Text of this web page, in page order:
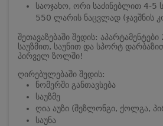
საოჯახო, ორი საძინებლით 4-5
550 ლარის ნაცვლად (ჯავშნის
შეთავაზებაში შედის:
საუზმით, საუნით და სპორტ
პირველ ზოლში!
ღირებულებაში შედის:
ნომერში განთავსება
საუზმე
ღია აუზი (შეზლონგი, ქოლგა,
საუნა